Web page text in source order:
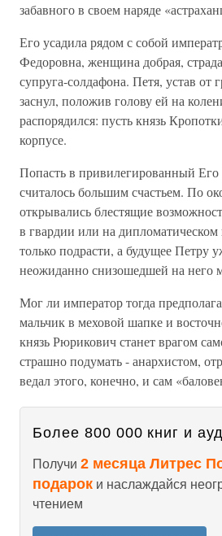
забавного в своем наряде
Его усадила рядом с собой
Федоровна, женщина добрая,
супруга-солдафона. Петя, устав от
заснул, положив голову ей на
распорядился: пусть князь
корпусе.
Попасть в привилегированный Его
считалось большим счастьем. По
открывались блестящие
в гвардии или на
только подрасти, а будущее Петру
неожиданно снизошедшей на него
Мог ли император тогда
мальчик в меховой шапке и
князь Рюрикович станет врагом
страшно подумать - анархистом,
ведал этого, конечно, и сам
Более 800 000 книг и
Получи 2 месяца Литрес
подарок и наслаждайся
чтением